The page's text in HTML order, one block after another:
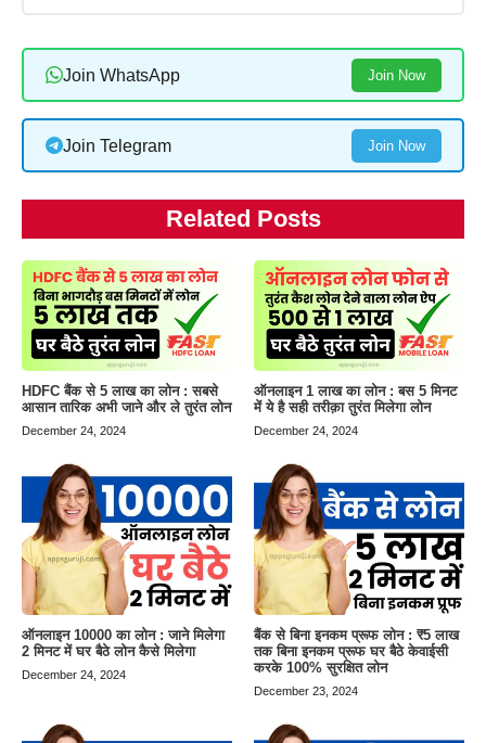
Join WhatsApp Join Now
Join Telegram Join Now
Related Posts
HDFC बैंक से 5 लाख का लोन : सबसे
आसान तारिक अभी जाने और ले तुरंत लोन
December 24, 2024
ऑनलाइन 1 लाख का लोन : बस 5 मिनट
में ये है सही तरीक़ा तुरंत मिलेगा लोन
December 24, 2024
ऑनलाइन 10000 का लोन : जाने मिलेगा
2 मिनट में घर बैठे लोन कैसे मिलेगा
December 24, 2024
बैंक से बिना इनकम प्रूफ लोन : ₹5 लाख
तक बिना इनकम प्रूफ घर बैठे केवाईसी
करके 100% सुरक्षित लोन
December 23, 2024